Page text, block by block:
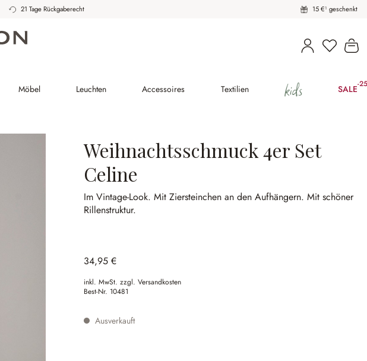
21 Tage Rückgaberecht 15 €¹ geschenkt
Du hast
Möbel Leuchten Accessoires Textilien kids SALE-
Weihnachtsschmuck 4er Set
Celine
Im Vintage-Look.Mit Ziersteinchen an den Aufhängern.Mit schöner
Rillenstruktur.
34,95 €
inkl. MwSt. zzgl. Versandkosten
Best-Nr. 10481
Ausverkauft